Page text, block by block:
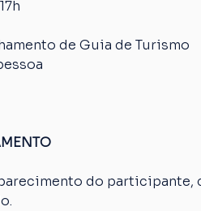
de Guia de Turismo
do